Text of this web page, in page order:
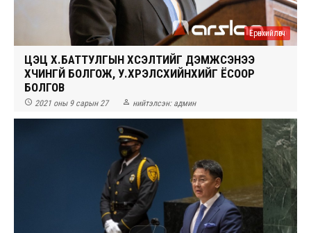
Ерөнхийлөгч
ЦЭЦ Х.БАТТУЛГЫН ХҮСЭЛТИЙГ ДЭМЖСЭНЭЭ
ХҮЧИНГҮЙ БОЛГОЖ, У.ХҮРЭЛСҮХИЙНХИЙГ ЁСООР
БОЛГОВ
 2021 оны 9 сарын 27  нийтэлсэн: админ